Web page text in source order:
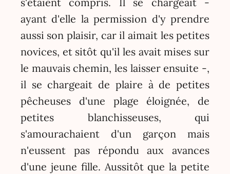
ayant d'elle la permission d'y prendre
aussi son plaisir, car il aimait les petites
novices, et sitôt qu'il les avait mises sur
le mauvais chemin, les laisser ensuite -,
il se chargeait de plaire à de petites
pêcheuses d'une plage éloignée, de
petites blanchisseuses, qui
s'amourachaient d'un garçon mais
n'eussent pas répondu aux avances
d'une jeune fille. Aussitôt que la petite